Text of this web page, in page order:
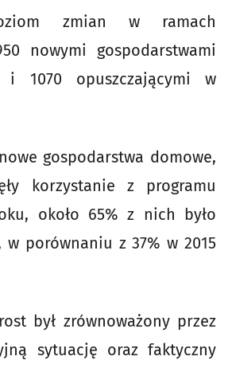
zmian w ramach
nowymi gospodarstwami
i 1070 opuszczającymi w
gospodarstwa domowe,
korzystanie z programu
około 65% z nich było
porównaniu z 37% w 2015
był zrównoważony przez
sytuację oraz faktyczny